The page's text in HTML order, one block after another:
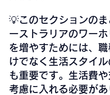
💡このセクションの
ーストラリアのワー
を増やすためには、
けでなく生活スタイ
も重要です。生活費
考慮に入れる必要があ